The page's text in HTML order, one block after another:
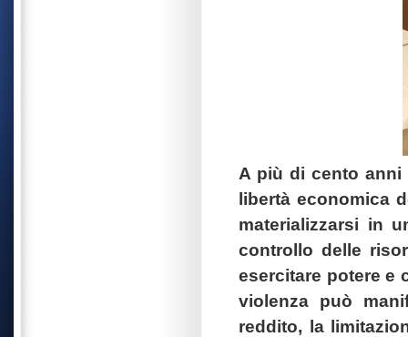
A più di cento anni
libertà economica
materializzarsi in
controllo delle
esercitare potere e
violenza può
reddito, la